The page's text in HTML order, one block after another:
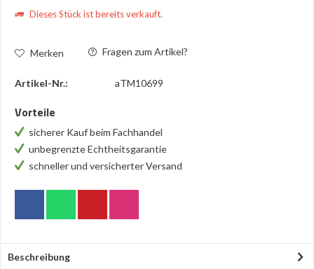
Dieses Stück ist bereits verkauft.
Merken Fragen zum Artikel?
Artikel-Nr.: aTM10699
Vorteile
sicherer Kauf beim Fachhandel
unbegrenzte Echtheitsgarantie
schneller und versicherter Versand
Beschreibung